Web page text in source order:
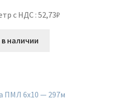
с НДС : 52,73₽
в наличии